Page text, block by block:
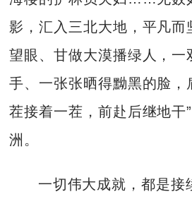
影，汇入三北大地，平凡而
望眼、甘做大漠播绿人，一
手、一张张晒得黝黑的脸，
茬接着一茬，前赴后继地干
洲。
一切伟大成就，都是接